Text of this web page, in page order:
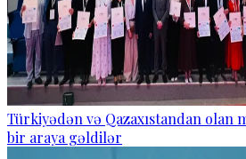
Türkiyədən və Qazaxıstandan olan
bir araya gəldilər